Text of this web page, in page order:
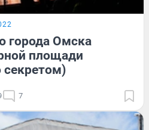
города Омска
площади
секретом)
7